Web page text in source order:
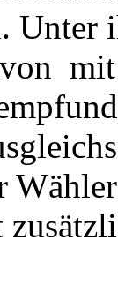
Unter